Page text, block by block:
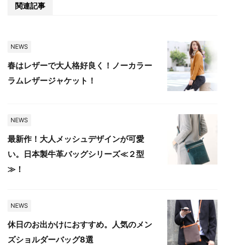
関連記事
NEWS
春はレザーで大人格好良く！ノーカラー
ラムレザージャケット！
NEWS
最新作！大人メッシュデザインが可愛
い。日本製牛革バッグシリーズ≪２型
≫！
NEWS
休日のお出かけにおすすめ。人気のメン
ズショルダーバッグ8選